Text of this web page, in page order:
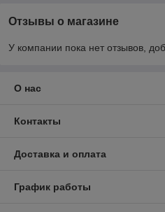
Отзывы о магазине
У компании пока нет отзывов,
О нас
Контакты
Доставка и оплата
График работы